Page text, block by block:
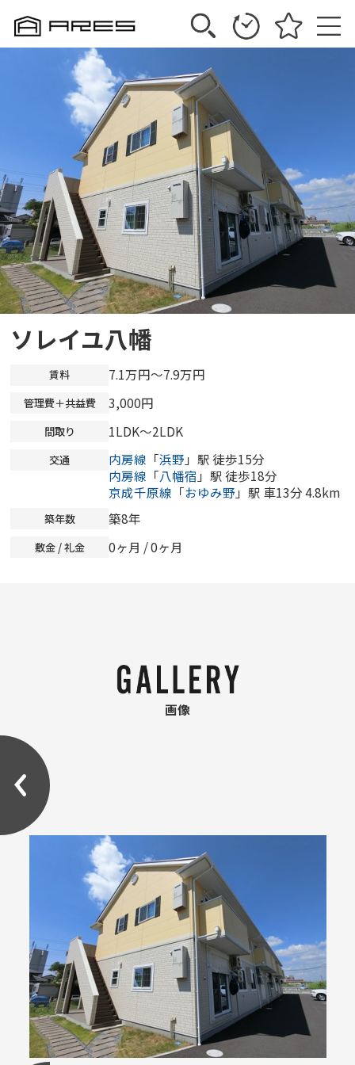
ソレイユ八幡
賃料 7.1万円～7.9万円
管理費＋共益費 3,000円
間取り 1LDK～2LDK
交通 内房線 「浜野 」駅 徒歩15分
内房線 「八幡宿 」駅 徒歩18分
京成千原線 「おゆみ野 」駅 車13分 4.8km
築年数 築8年
敷金 / 礼金 0ヶ月 /0ヶ月
画像